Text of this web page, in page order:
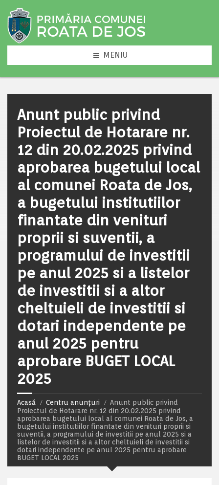
MENIU
Anunt public privind
Proiectul de Hotarare nr.
12 din 20.02.2025 privind
aprobarea bugetului local
al comunei Roata de Jos,
a bugetului institutiilor
finantate din venituri
proprii si suventii, a
programului de investitii
pe anul 2025 si a listelor
de investitii si a altor
cheltuieli de investitii si
dotari independente pe
anul 2025 pentru
aprobare BUGET LOCAL
2025
Acasă Centru anunțuri
Anunt public privind
Proiectul de Hotarare nr. 12 din 20.02.2025 privind
aprobarea bugetului local al comunei Roata de Jos, a
bugetului institutiilor finantate din venituri proprii si
suventii, a programului de investitii pe anul 2025 si a
listelor de investitii si a altor cheltuieli de investitii si
dotari independente pe anul 2025 pentru aprobare
BUGET LOCAL 2025